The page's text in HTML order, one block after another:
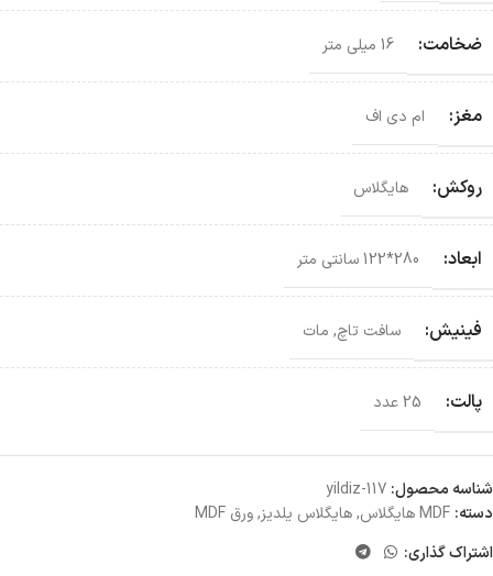
ضخامت: 16 میلی متر
مغز: ام دی اف
روکش: هایگلاس
ابعاد: 280*122 سانتی‌ متر
فینیش: سافت تاچ, مات
پالت: 25 عدد
شناسه محصول: yildiz-117
دسته: MDF هایگلاس ,هایگلاس یلدیز,ورق MDF
اشتراک گذاری: